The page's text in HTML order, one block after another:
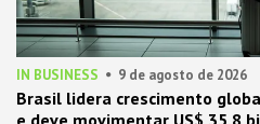
IN BUSINESS 9 de agosto de 2026
Brasil lidera crescimento
e deve movimentar US$ 35,8